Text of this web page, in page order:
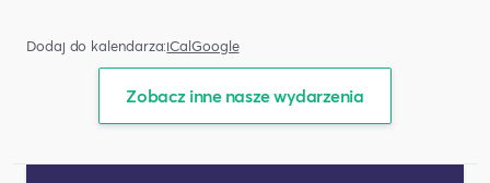
Dodaj do kalendarza:iCalGoogle
Zobacz inne nasze wydarzenia